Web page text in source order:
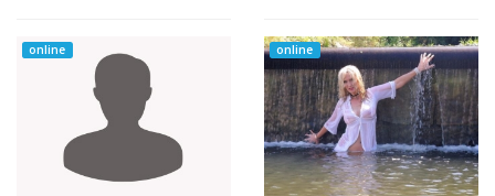
online online